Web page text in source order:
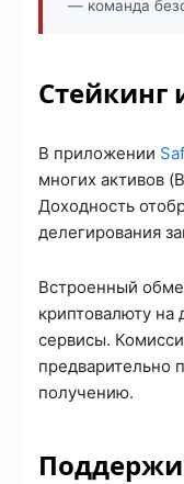
— команда
Стейкинг
В приложении
многих активов
Доходность
делегирования
Встроенный
криптовалюту на
сервисы.
предварительно
получению.